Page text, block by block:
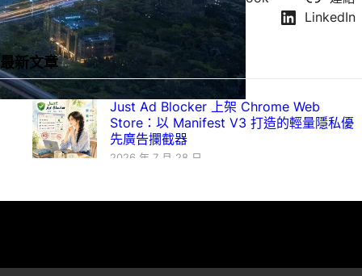
Instagram
LinkedIn
最新文章
Just Ad Blocker 上架 Chrome Web
Store：以 Manifest V3 打造的輕量隱私優
先廣告攔截器
2026 年 7 月 28 日
Mozilla 發布 Firefox 153.0：Vulkan 視訊